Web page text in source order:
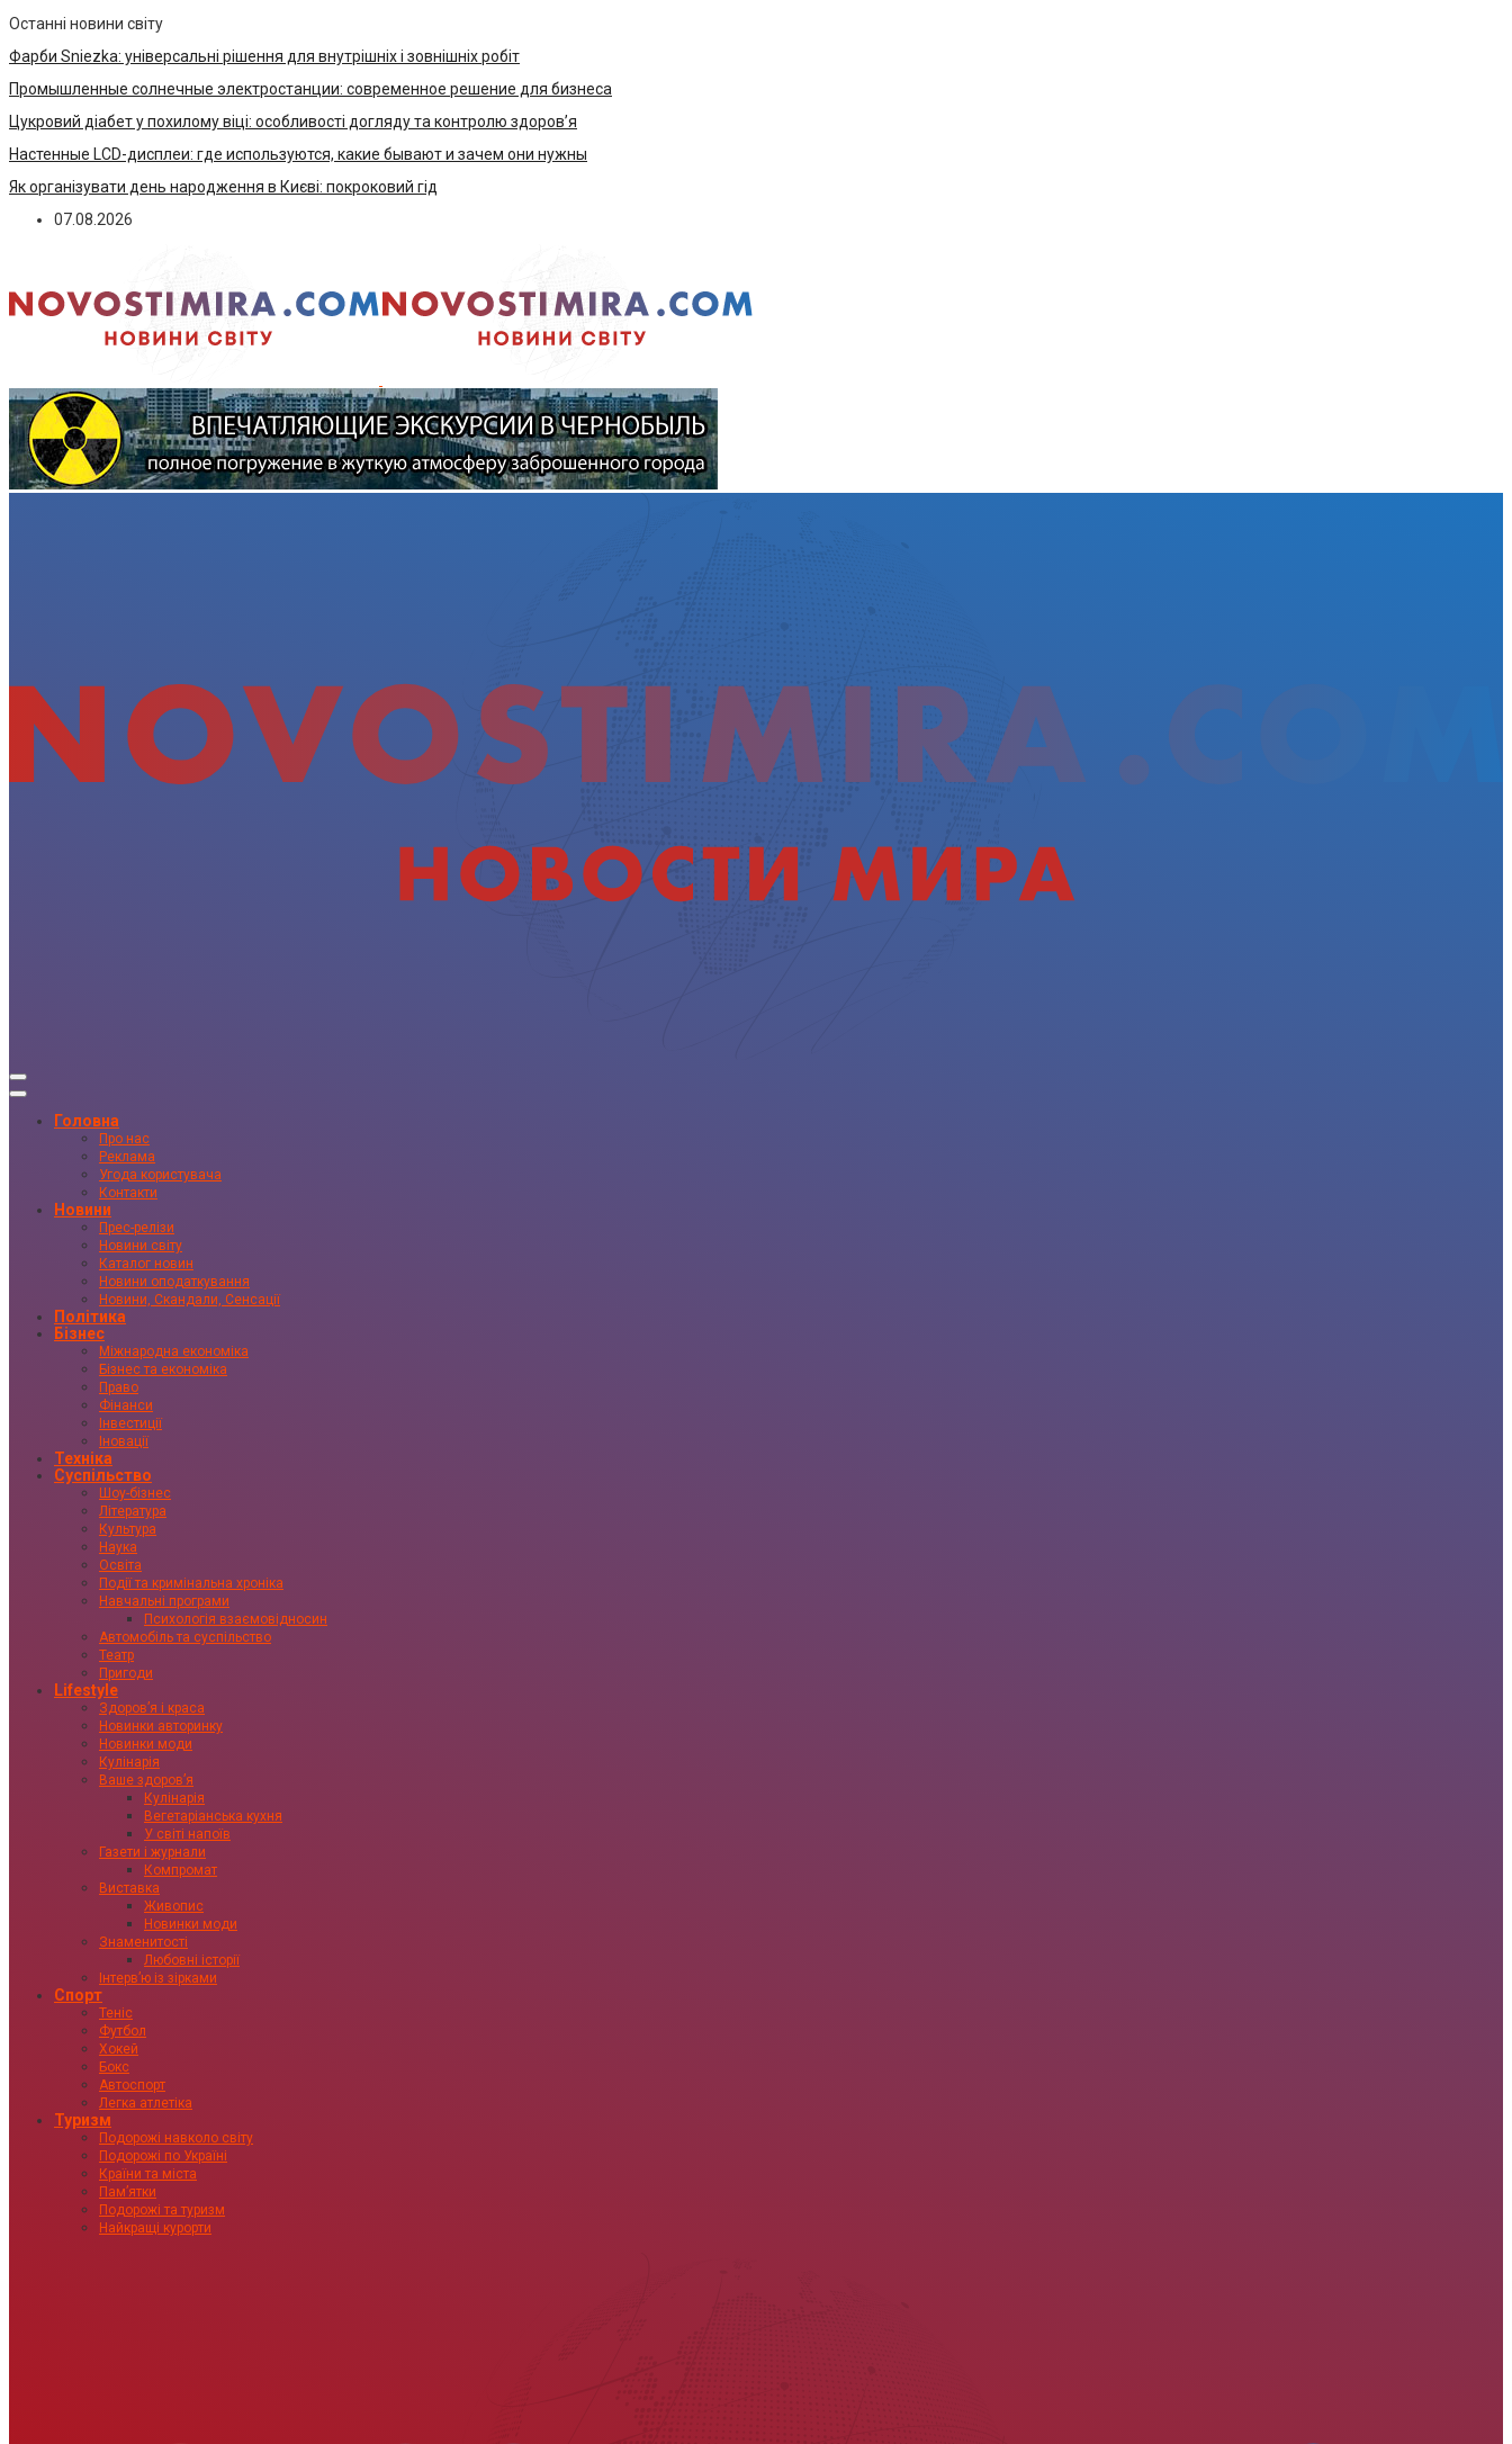
Останні новини світу
Фарби Sniezka: універсальні рішення для внутрішніх і зовнішніх робіт
Промышленные солнечные электростанции: современное решение для бизнеса
Цукровий діабет у похилому віці: особливості догляду та контролю здоров’я
Настенные LCD-дисплеи: где используются, какие бывают и зачем они нужны
Як організувати день народження в Києві: покроковий гід
07.08.2026
Головна
Про нас
Реклама
Угода користувача
Контакти
Новини
Прес-релізи
Новини світу
Каталог новин
Новини оподаткування
Новини, Скандали, Сенсації
Політика
Бізнес
Міжнародна економіка
Бізнес та економіка
Право
Фінанси
Інвестиції
Іновації
Техніка
Суспільство
Шоу-бізнес
Література
Культура
Наука
Освіта
Події та кримінальна хроніка
Навчальні програми
Психологія взаємовідносин
Автомобіль та суспільство
Театр
Пригоди
Lifestyle
Здоровʼя і краса
Новинки авторинку
Новинки моди
Кулінарія
Ваше здоровʼя
Кулінарія
Вегетаріанська кухня
У світі напоїв
Газети і журнали
Компромат
Виставка
Живопис
Новинки моди
Знаменитості
Любовні історії
Інтервʼю із зірками
Спорт
Теніс
Футбол
Хокей
Бокс
Автоспорт
Легка атлетіка
Туризм
Подорожі навколо світу
Подорожі по Україні
Країни та міста
Пам’ятки
Подорожі та туризм
Найкращі курорти